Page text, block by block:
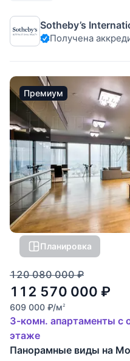
две гостевые или детские
гостевых санузлов, зимний
Sotheby’s
Получена
Премиум
Планировка
120 080 000 ₽
112 570 000 ₽
609 000 ₽/м2
3-комн. апартаменты с
этаже
Панорамные виды на